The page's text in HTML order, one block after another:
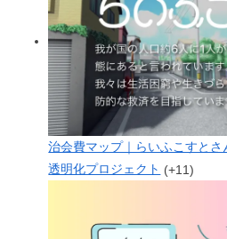
治会費マップ｜らいふこすと
透明化プロジェクト
+11